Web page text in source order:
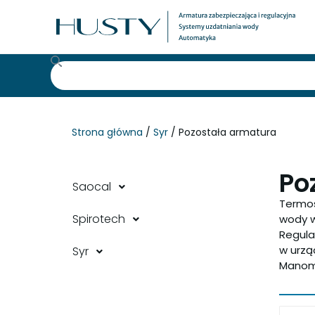
Strona główna / Syr / Pozostała armatura
Saocal
Spirotech
Syr
wody
w